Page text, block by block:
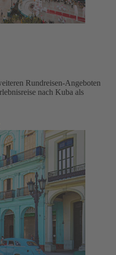
Rundreisen-Angeboten
nach Kuba als